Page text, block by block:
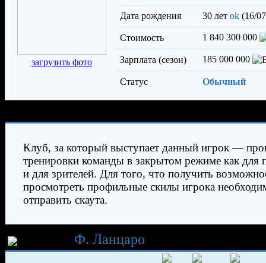
загрузить фото
Дата рождения 30 лет ok (16/
Стоимость 1 840 300 000
Зарплата (сезон) 185 000 000
Статус Обычный
Клуб, за который выступает данный игрок —
тренировки команды в закрытом режиме как для
и для зрителей. Для того, что получить
просмотреть профильные скилы игрока
отправить скаута.
Ф. Ланцаро